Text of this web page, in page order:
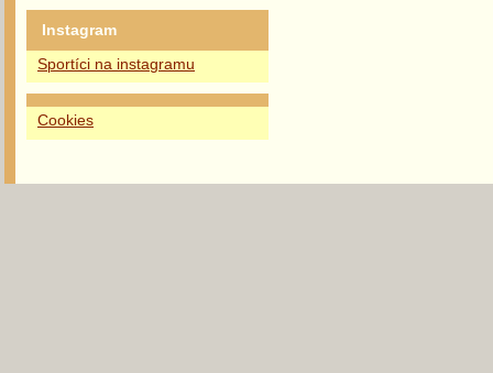
Instagram
Sportíci na instagramu
Cookies